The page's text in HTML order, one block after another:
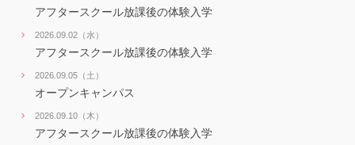
アフタースクール放課後の体験入学
2026.09.02（水）
アフタースクール放課後の体験入学
2026.09.05（土）
オープンキャンパス
2026.09.10（木）
アフタースクール放課後の体験入学